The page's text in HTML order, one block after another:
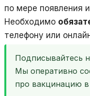
по мере появления
Необходимо
телефону или
Подписывайтесь
Мы оперативно
про вакцинацию